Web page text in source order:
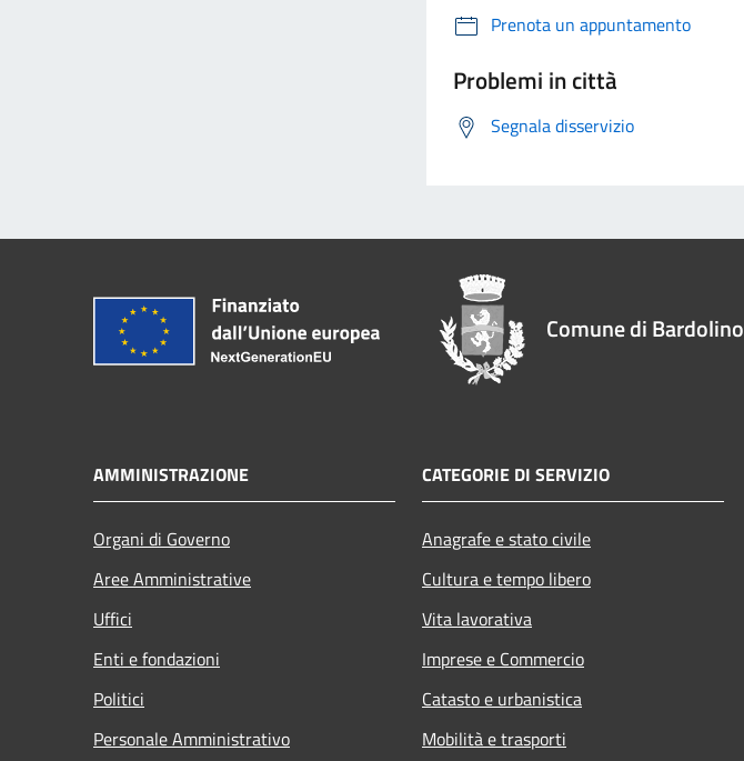
Prenota un appuntamento
Problemi in città
Segnala disservizio
Comune di Bardolino
AMMINISTRAZIONE
Organi di Governo
Aree Amministrative
Uffici
Enti e fondazioni
Politici
Personale Amministrativo
CATEGORIE DI SERVIZIO
Anagrafe e stato civile
Cultura e tempo libero
Vita lavorativa
Imprese e Commercio
Catasto e urbanistica
Mobilità e trasporti